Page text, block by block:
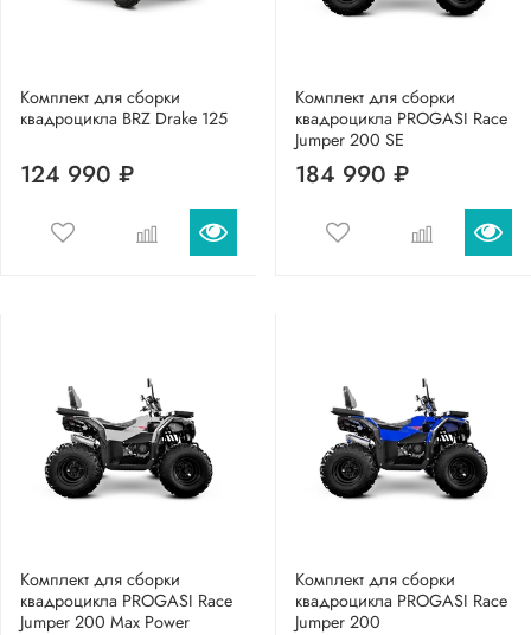
Комплект для сборки
квадроцикла BRZ Drake 125
124 990 ₽
Комплект для сборки
квадроцикла PROGASI Race
Jumper 200 SE
184 990 ₽
Комплект для сборки
квадроцикла PROGASI Race
Jumper 200 Max Power
Комплект для сборки
квадроцикла PROGASI Race
Jumper 200